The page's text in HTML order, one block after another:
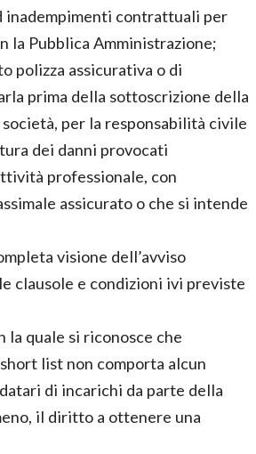
inadempimenti contrattuali per
la Pubblica Amministrazione;
polizza assicurativa o di
prima della sottoscrizione della
per la responsabilità civile
dei danni provocati
professionale, con
assicurato o che si intende
visione dell’avviso
clausole e condizioni ivi previste
la quale si riconosce che
list non comporta alcun
di incarichi da parte della
il diritto a ottenere una